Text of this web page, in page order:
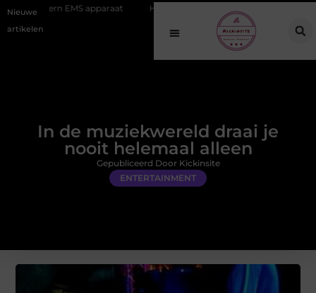
Nieuwe
artikelen
apparaat Hoe online vindbaarheid verandert in 2026
In de muziekwereld draai je
nooit helemaal alleen
ENTERTAINMENT
Gepubliceerd Door Kickinsite